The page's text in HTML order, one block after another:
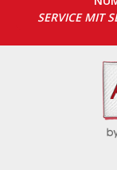
SERVICE MIT